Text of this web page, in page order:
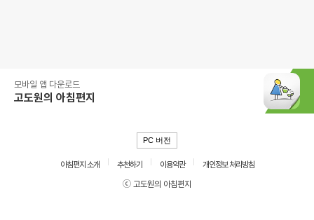
모바일 앱 다운로드
고도원의 아침편지
PC 버전
아침편지 소개 추천하기 이용약관
개인정보 처리방침
ⓒ 고도원의 아침편지